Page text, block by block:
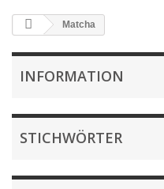
Matcha
INFORMATION
STICHWÖRTER